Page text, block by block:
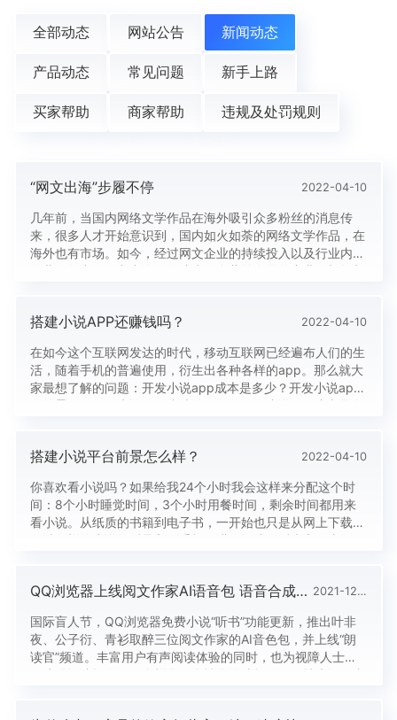
全部动态 网站公告 新闻动态
产品动态 常见问题 新手上路
买家帮助 商家帮助 违规及处罚规则
“网文出海”步履不停 2022-04-10
几年前，当国内网络文学作品在海外吸引众多粉丝的消息传
来，很多人才开始意识到，国内如火如荼的网络文学作品，在
海外也有市场。如今，经过网文企业的持续投入以及行业内外
的共同努力，网文出海已经成为一个蓬勃发展的产业。根据相
文学发展报告》中显示，2020年网络文学行业精耕细作与创
搭建小说APP还赚钱吗？ 2022-04-10
在如今这个互联网发达的时代，移动互联网已经遍布人们的生
活，随着手机的普遍使用，衍生出各种各样的app。那么就大
家最想了解的问题：开发小说app成本是多少？开发小说app
有前景吗？下面来谈一下小编的见解。开发小说app成本是多
开发周期会很长。就好比我们想要去一个地方，在熟悉路程的
搭建小说平台前景怎么样？ 2022-04-10
你喜欢看小说吗？如果给我24个小时我会这样来分配这个时
间：8个小时睡觉时间，3个小时用餐时间，剩余时间都用来
看小说。从纸质的书籍到电子书，一开始也只是从网上下载好
各种各样的小说然后导入到手机里进行阅读，后来市面上涌现
来说，我们现在使用的这些小说阅读app,正版app的话他们都
QQ浏览器上线阅文作家AI语音包 语音合成技术让小说更有温度 2021-12-27
国际盲人节，QQ浏览器免费小说“听书”功能更新，推出叶非
夜、公子衍、青衫取醉三位阅文作家的AI音色包，并上线“朗
读官”频道。丰富用户有声阅读体验的同时，也为视障人士的
无障碍阅读提供了更多样化、个性化的选择。 技术还原真